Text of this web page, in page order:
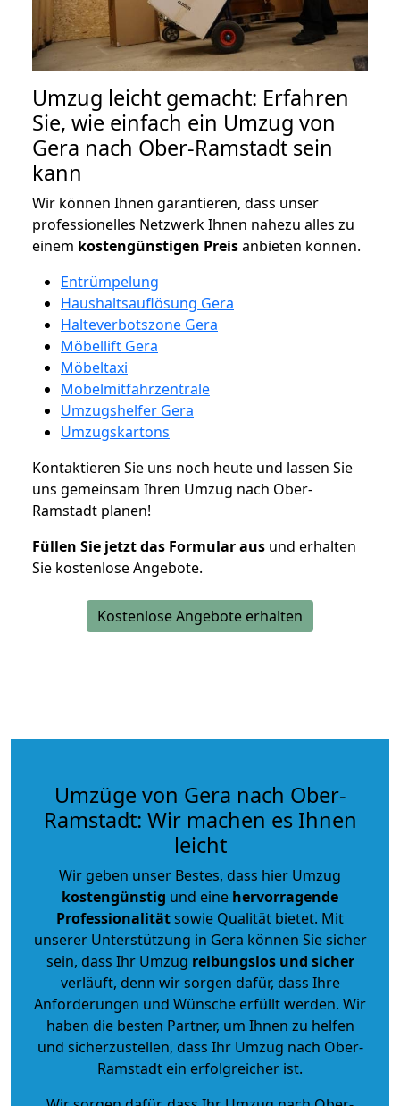
Umzug leicht gemacht: Erfahren
Sie, wie einfach ein Umzug von
Gera nach Ober-Ramstadt sein
kann
Wir können Ihnen garantieren, dass unser
professionelles Netzwerk Ihnen nahezu alles zu
einem kostengünstigen Preisanbieten können.
Entrümpelung
Haushaltsauflösung Gera
Halteverbotszone Gera
Möbellift Gera
Möbeltaxi
Möbelmitfahrzentrale
Umzugshelfer Gera
Umzugskartons
Kontaktieren Sie uns noch heute und lassen Sie
uns gemeinsam Ihren Umzug nach Ober-
Ramstadt planen!
Füllen Sie jetzt das Formular aus und erhalten
Sie kostenlose Angebote.
Kostenlose Angebote erhalten
Umzüge von Gera nach Ober-
Ramstadt: Wir machen es Ihnen
leicht
Wir geben unser Bestes, dass hier Umzug
kostengünstig und eine hervorragende
Professionalitätsowie Qualität bietet. Mit
unserer Unterstützung in Gera können Sie sicher
sein, dass Ihr Umzug reibungslos und sicher
verläuft, denn wir sorgen dafür, dass Ihre
Anforderungen und Wünsche erfüllt werden. Wir
haben die besten Partner, um Ihnen zu helfen
und sicherzustellen, dass Ihr Umzug nach Ober-
Ramstadt ein erfolgreicher ist.